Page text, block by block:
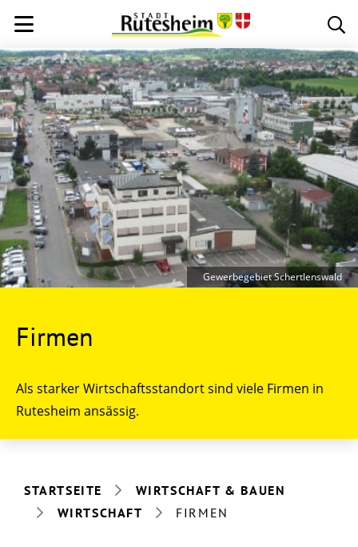
Firmen
Als starker Wirtschaftsstandort sind viele Firmen in
Rutesheim ansässig.
Gewerbegebiet Schertlenswald
STARTSEITE
WIRTSCHAFT & BAUEN
WIRTSCHAFT
FIRMEN